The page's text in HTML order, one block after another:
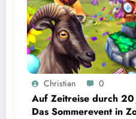
Christian 0
Auf Zeitreise durch
Das Sommerevent in